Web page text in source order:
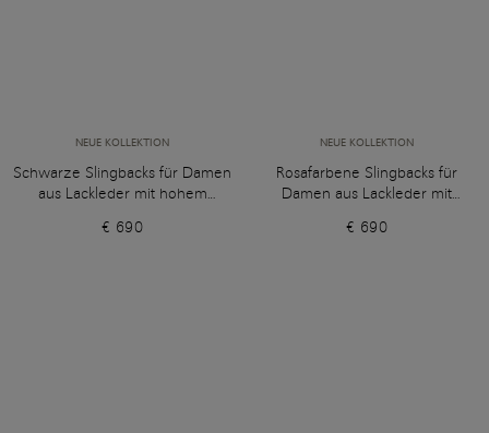
NEUE KOLLEKTION
Schwarze Slingbacks für Damen
aus Lackleder mit hohem
€ 690
NEUE KOLLEKTION
Rosafarbene Slingbacks für
Damen aus Lackleder mit
€ 690